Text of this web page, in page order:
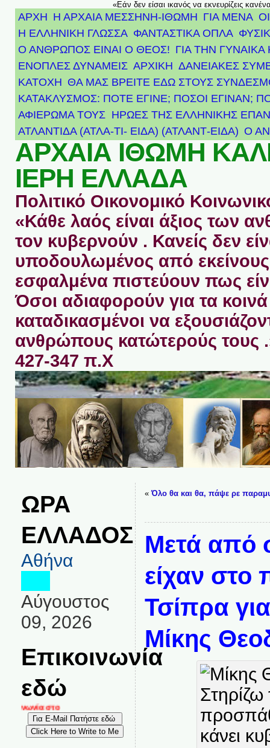
«Εάν δεν είσαι ικανός να εκνευρίζεις
ΑΡΧΗ Η ΑΡΧΑΙΑ ΜΕΣΣΗΝΗ-ΙΘΩΜΗ ΓΙΑ ΜΕΝΑ
Η ΕΛΛΗΝΙΚΗ ΓΛΩΣΣΑ ΦΑΝΤΑΣΤΙΚΑ ΟΠΛΑ
Ο ΑΝΘΡΩΠΟΣ ΕΙΝΑΙ Ο ΘΕΟΣ! ΓΙΑ ΤΗΝ ΓΥΝΑΙΚΑ
ΕΝΟΠΛΕΣ ΔΥΝΑΜΕΙΣ ΑΡΧΙΚΉ ΔΑΝΕΙΑΚΕΣ
ΚΑΤΟΧΗ ΘΑ ΜΑΣ ΒΡΕΙΤΕ ΕΔΩ ΣΤΟΥΣ
ΚΑΤΑΚΛΥΣΜΟΣ: ΠΟΤΕ ΕΓΙΝΕ; ΠΟΣΟΙ ΕΓΙΝΑΝ;
ΑΦΙΈΡΩΜΑ ΤΟΥΣ ΉΡΩΕΣ ΤΗΣ ΕΛΛΗΝΙΚΉΣ
ΑΤΛΑΝΤΊΔΑ (ΑΤΛΑ-ΤΙ- ΕΙΔΑ) (ΑΤΛΑΝΤ-ΕΙΔΑ) Ο
ΑΡΧΑΙΑ ΙΘΩΜΗ
ΙΕΡΗ ΕΛΛΑΔΑ
Πολιτικό Οικονομικό
«Κάθε λαός είναι άξιος των
τον κυβερνούν . Κανείς δεν
υποδουλωμένος από
εσφαλμένα πιστεύουν πως
Όσοι αδιαφορούν για τα κοινά
καταδικασμένοι να
ανθρώπους κατώτερούς τους
427-347 π.Χ
ΩΡΑ
ΕΛΛΑΔΟΣ
Αθήνα
Αύγουστος
09, 2026
Επικοινωνία
εδώ
στο
«Όλο θα και θα, πάψε ρε
Μετά από
είχαν στο
Τσίπρα
Μίκης